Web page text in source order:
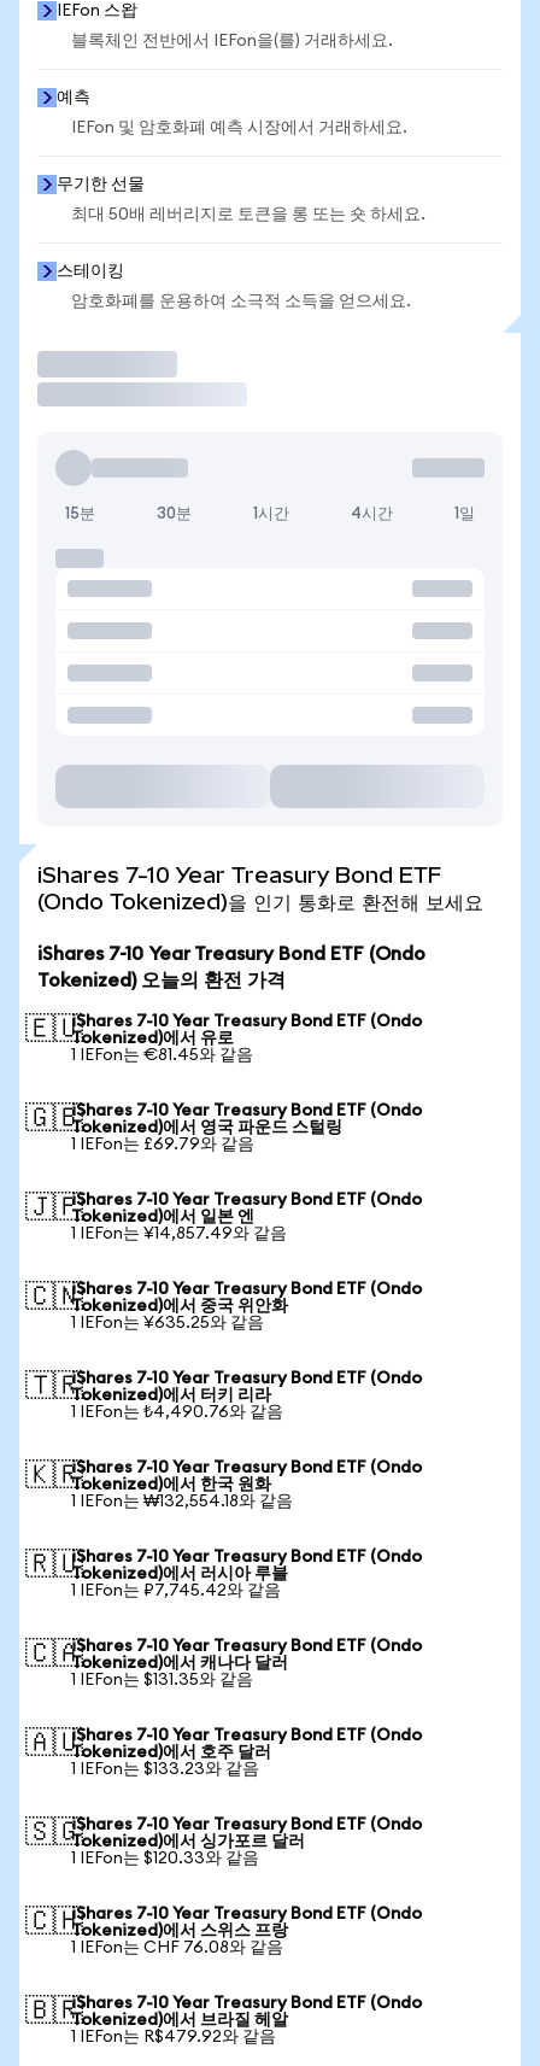
IEFon 스왑
블록체인 전반에서 IEFon을(를) 거래하세요.
예측
IEFon 및 암호화폐 예측 시장에서 거래하세요.
무기한 선물
최대 50배 레버리지로 토큰을 롱 또는 숏 하세요.
스테이킹
암호화폐를 운용하여 소극적 소득을 얻으세요.
15분 30분 1시간 4시간 1일
iShares 7-10 Year Treasury Bond ETF
(Ondo Tokenized)을 인기 통화로 환전해 보세요
iShares 7-10 Year Treasury Bond ETF (Ondo
Tokenized) 오늘의 환전 가격
🇪🇺iShares 7-10 Year Treasury Bond ETF (Ondo
Tokenized)에서 유로
1 IEFon는 €81.45와 같음
🇬🇧iShares 7-10 Year Treasury Bond ETF (Ondo
Tokenized)에서 영국 파운드 스털링
1 IEFon는 £69.79와 같음
🇯🇵iShares 7-10 Year Treasury Bond ETF (Ondo
Tokenized)에서 일본 엔
1 IEFon는 ¥14,857.49와 같음
🇨🇳iShares 7-10 Year Treasury Bond ETF (Ondo
Tokenized)에서 중국 위안화
1 IEFon는 ¥635.25와 같음
🇹🇷iShares 7-10 Year Treasury Bond ETF (Ondo
Tokenized)에서 터키 리라
1 IEFon는 ₺4,490.76와 같음
🇰🇷iShares 7-10 Year Treasury Bond ETF (Ondo
Tokenized)에서 한국 원화
1 IEFon는 ₩132,554.18와 같음
🇷🇺iShares 7-10 Year Treasury Bond ETF (Ondo
Tokenized)에서 러시아 루블
1 IEFon는 ₽7,745.42와 같음
🇨🇦iShares 7-10 Year Treasury Bond ETF (Ondo
Tokenized)에서 캐나다 달러
1 IEFon는 $131.35와 같음
🇦🇺iShares 7-10 Year Treasury Bond ETF (Ondo
Tokenized)에서 호주 달러
1 IEFon는 $133.23와 같음
🇸🇬iShares 7-10 Year Treasury Bond ETF (Ondo
Tokenized)에서 싱가포르 달러
1 IEFon는 $120.33와 같음
🇨🇭iShares 7-10 Year Treasury Bond ETF (Ondo
Tokenized)에서 스위스 프랑
1 IEFon는 CHF 76.08와 같음
🇧🇷iShares 7-10 Year Treasury Bond ETF (Ondo
Tokenized)에서 브라질 헤알
1 IEFon는 R$479.92와 같음